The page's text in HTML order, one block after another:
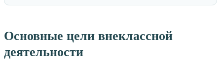
Основные цели внеклассной
деятельности